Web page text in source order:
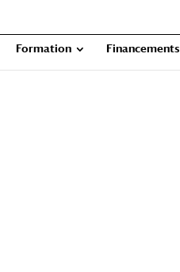
Formation Financements